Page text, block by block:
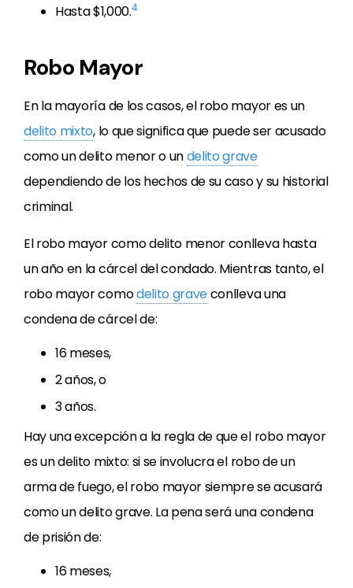
Hasta $1,000.4
Robo Mayor
En la mayoría de los casos, el robo mayor es un
delito mixto, lo que significa que puede ser acusado
como un delito menor o undelito grave
dependiendo de los hechos de su caso y su historial
criminal.
El robo mayor como delito menor conlleva hasta
un año en la cárcel del condado. Mientras tanto, el
robo mayor comodelito graveconlleva una
condena de cárcel de:
16 meses,
2 años, o
3 años.
Hay una excepción a la regla de que el robo mayor
es un delito mixto: si se involucra el robo de un
arma de fuego, el robo mayor siempre se acusará
como un delito grave. La pena será una condena
de prisión de:
16 meses,